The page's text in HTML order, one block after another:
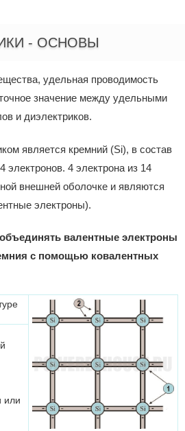
- ОСНОВЫ
удельная проводимость
значение между удельными
и диэлектриков.
является кремний (Si), в состав
электронов. 4 электрона из 14
внешней оболочке и являются
электроны).
валентные электроны
с помощью ковалентных
или